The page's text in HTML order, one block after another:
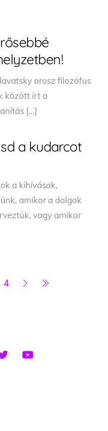
orosz filozófus
között írt a
[…]
a kudarcot
a kihívások,
amikor a dolgok
vagy amikor
4